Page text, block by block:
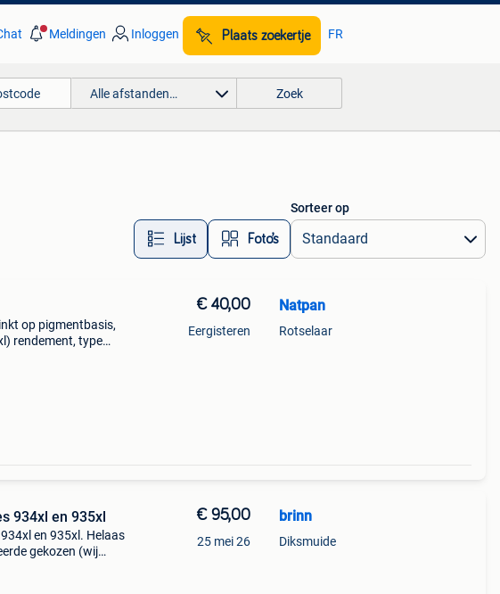
Meldingen Inloggen Plaats zoekertje FR
Alle afstanden… Zoek
Lijst Foto’s
Sorteer op
op pigmentbasis,
rendement, type
€ 40,00
Eergisteren
Natpan
Rotselaar
934xl en 935xl
en 935xl. Helaas
gekozen (wij
€ 95,00
25 mei 26
brinn
Diksmuide